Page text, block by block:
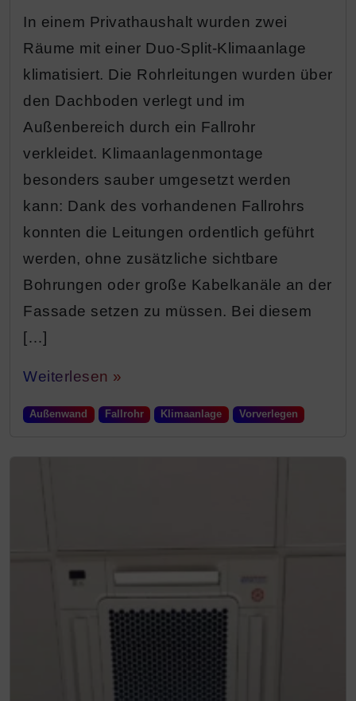
In einem Privathaushalt wurden zwei
Räume mit einer Duo-Split-Klimaanlage
klimatisiert. Die Rohrleitungen wurden über
den Dachboden verlegt und im
Außenbereich durch ein Fallrohr
verkleidet. Klimaanlagenmontage
besonders sauber umgesetzt werden
kann: Dank des vorhandenen Fallrohrs
konnten die Leitungen ordentlich geführt
werden, ohne zusätzliche sichtbare
Bohrungen oder große Kabelkanäle an der
Fassade setzen zu müssen. Bei diesem
[…]
Weiterlesen »
Außenwand Fallrohr Klimaanlage Vorverlegen